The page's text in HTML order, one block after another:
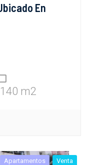
En
140 m2
Apartamentos Venta